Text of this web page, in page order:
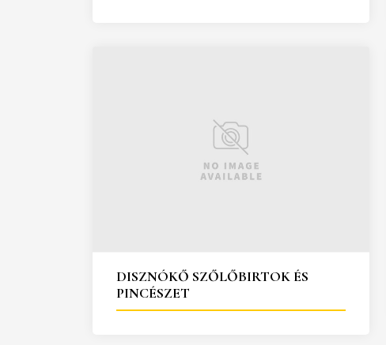
DISZNÓKŐ SZŐLŐBIRTOK ÉS
PINCÉSZET